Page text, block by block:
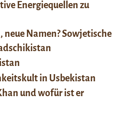
Energiequellen zu
Namen? Sowjetische
in Usbekistan
und wofür ist er